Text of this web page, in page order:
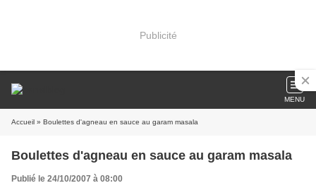
Publicité
MENU
Accueil » Boulettes d'agneau en sauce au garam masala
Boulettes d'agneau en sauce au garam masala
Publié le 24/10/2007 à 08:00